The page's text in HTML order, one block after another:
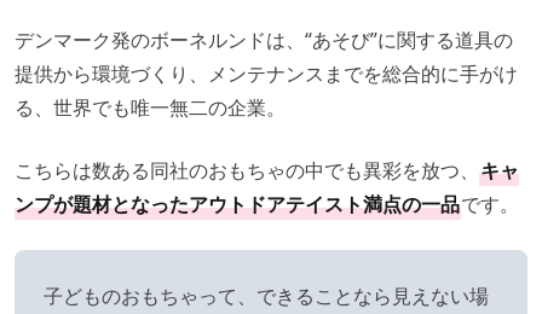
デンマーク発のボーネルンドは、“あそび”に関する道具の
提供から環境づくり、メンテナンスまでを総合的に手がけ
る、世界でも唯一無二の企業。
こちらは数ある同社のおもちゃの中でも異彩を放つ、 キャ
ンプが題材となったアウトドアテイスト満点の一品です。
子どものおもちゃって、できることなら見えない場